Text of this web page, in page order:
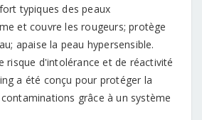
typiques des peaux
et couvre les rougeurs; protège
apaise la peau hypersensible.
risque d'intolérance et de réactivité
a été conçu pour protéger la
grâce à un système